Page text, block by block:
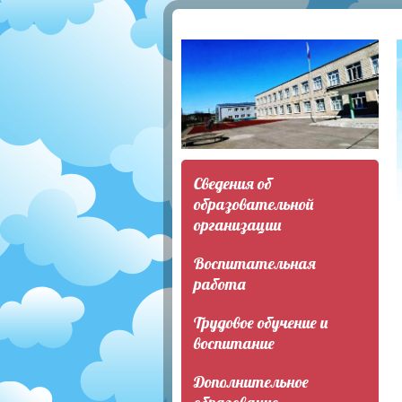
Сведения об
образовательной
организации
Воспитательная
работа
Трудовое обучение и
воспитание
Дополнительное